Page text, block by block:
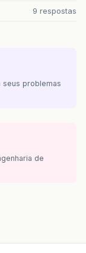
9 respostas
seus problemas
de